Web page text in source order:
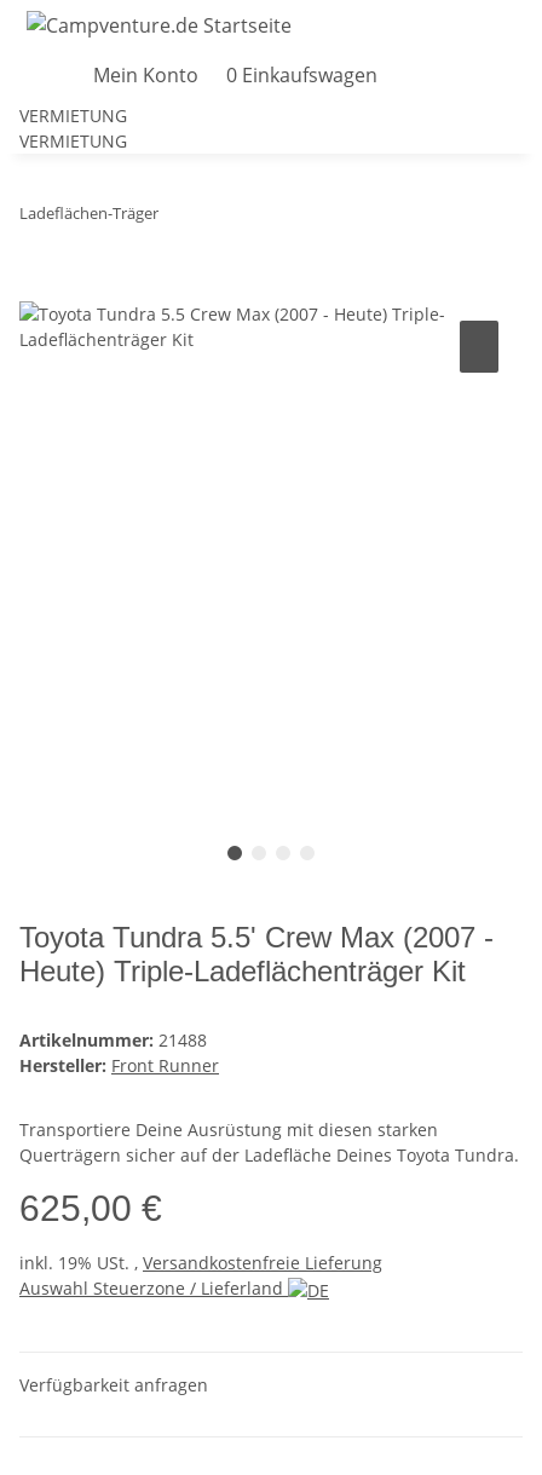
Mein Konto 0 Einkaufswagen
VERMIETUNG
VERMIETUNG
Ladeflächen-Träger
Toyota Tundra 5.5' Crew Max (2007 -
Heute) Triple-Ladeflächenträger Kit
Artikelnummer: 21488
Hersteller: Front Runner
Transportiere Deine Ausrüstung mit diesen starken
Querträgern sicher auf der Ladefläche Deines Toyota Tundra.
625,00 €
inkl. 19% USt. , Versandkostenfreie Lieferung
Auswahl Steuerzone / Lieferland
Verfügbarkeit anfragen